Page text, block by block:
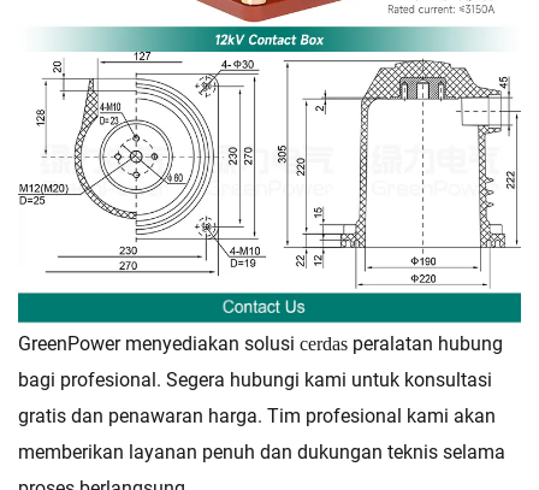
GreenPower menyediakan solusi cerdas peralatan hubung
bagi profesional. Segera hubungi kami untuk konsultasi
gratis dan penawaran harga. Tim profesional kami akan
memberikan layanan penuh dan dukungan teknis selama